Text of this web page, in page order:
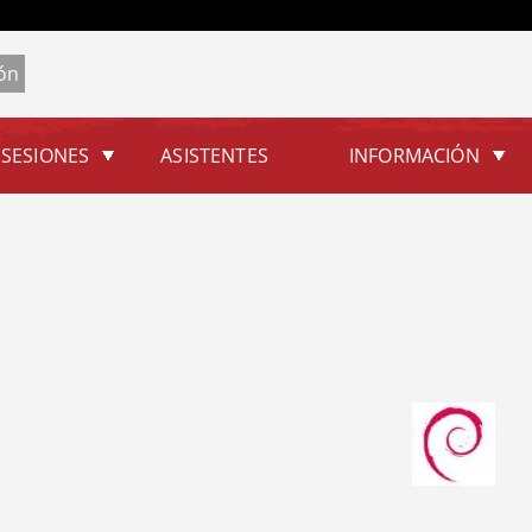
SESIONES ASISTENTES INFORMACIÓN